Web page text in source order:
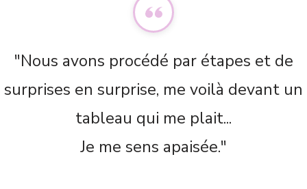
"Nous avons procédé par étapes et de
surprises en surprise, me voilà devant un
tableau qui me plait...
Je me sens apaisée."